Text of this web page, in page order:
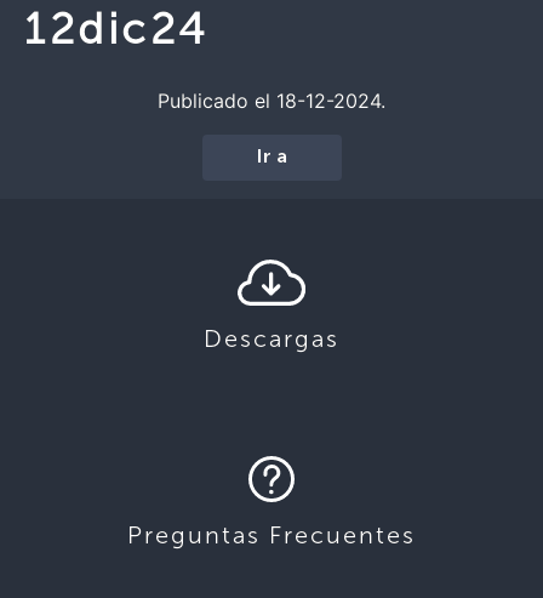
12dic24
Publicado el 18-12-2024.
Ir a
Descargas
Preguntas Frecuentes